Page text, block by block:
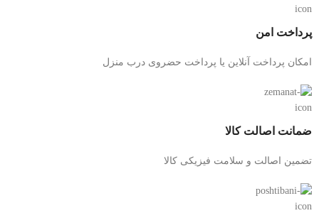
پرداخت امن
امکان پرداخت آنلاین یا پرداخت حضروی درب منزل
ضمانت اصالت کالا
تضمین اصالت و سلامت فیزیکی کالا